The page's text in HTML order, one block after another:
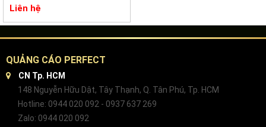
Liên hệ
QUẢNG CÁO PERFECT
CN Tp. HCM
148 Nguyễn Hữu Dật, Tây Thạnh, Q. Tân Phú, Tp. HCM
Hotline: 0944 020 092 - 0937 637 269
Zalo: 0944 020 092